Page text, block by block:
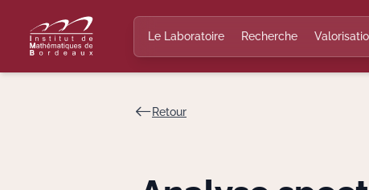
Le Laboratoire Recherche
Retour